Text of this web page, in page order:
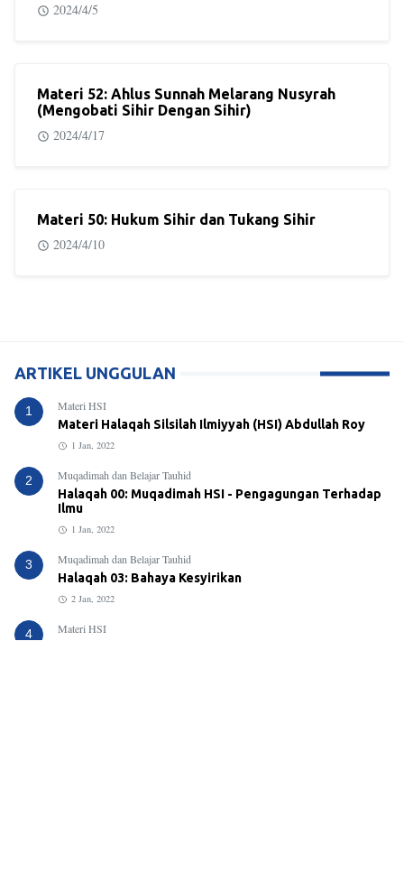
2024/4/5
Materi 52: Ahlus Sunnah Melarang Nusyrah
(Mengobati Sihir Dengan Sihir)
2024/4/17
Materi 50: Hukum Sihir dan Tukang Sihir
2024/4/10
ARTIKEL UNGGULAN
1
Materi HSI
Materi Halaqah Silsilah Ilmiyyah (HSI) Abdullah Roy
1 Jan, 2022
2
Muqadimah dan Belajar Tauhid
Halaqah 00: Muqadimah HSI - Pengagungan Terhadap
Ilmu
1 Jan, 2022
3
Muqadimah dan Belajar Tauhid
Halaqah 03: Bahaya Kesyirikan
2 Jan, 2022
4
Materi HSI